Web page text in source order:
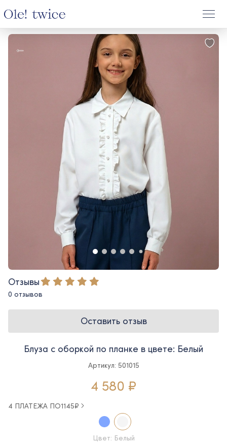
Отзывы
0 отзывов
Оставить отзыв
Блуза с оборкой по планке в цвете: Белый
Артикул: 501015
4 580 ₽
4 ПЛАТЕЖА ПО1145₽
Цвет: Белый